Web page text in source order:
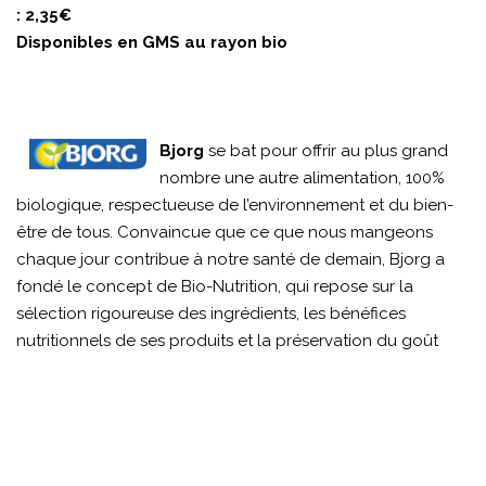
: 2,35€
Disponibles en GMS au rayon bio
Bjorg se bat pour offrir au plus grand
nombre une autre alimentation, 100%
biologique, respectueuse de l’environnement et du bien-
être de tous. Convaincue que ce que nous mangeons
chaque jour contribue à notre santé de demain, Bjorg a
fondé le concept de Bio-Nutrition, qui repose sur la
sélection rigoureuse des ingrédients, les bénéfices
nutritionnels de ses produits et la préservation du goût